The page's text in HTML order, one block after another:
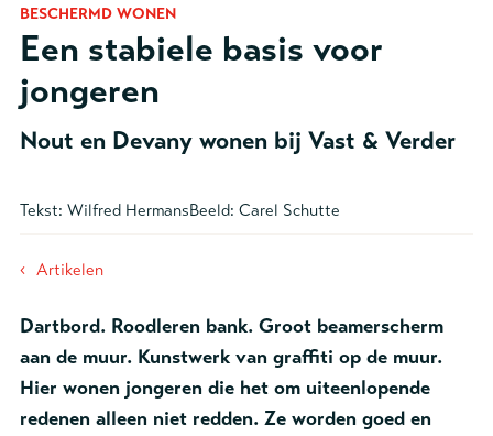
BESCHERMD WONEN
Een stabiele basis voor
jongeren
Nout en Devany wonen bij Vast & Verder
Tekst: Wilfred HermansBeeld: Carel Schutte
‹ Artikelen
Dartbord. Roodleren bank. Groot beamerscherm
aan de muur. Kunstwerk van graffiti op de muur.
Hier wonen jongeren die het om uiteenlopende
redenen alleen niet redden. Ze worden goed en